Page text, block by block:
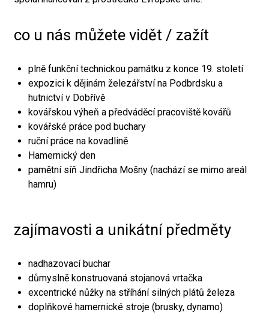
co u nás můžete vidět / zažít
plně funkční technickou památku z konce 19. století
expozici k dějinám železářství na Podbrdsku a
hutnictví v Dobřívě
kovářskou výheň a předváděcí pracoviště kovářů
kovářské práce pod buchary
ruční práce na kovadlině
Hamernický den
pamětní síň Jindřicha Mošny (nachází se mimo areál
hamru)
zajímavosti a unikátní předměty
nadhazovací buchar
důmyslně konstruovaná stojanová vrtačka
excentrické nůžky na stříhání silných plátů železa
doplňkové hamernické stroje (brusky, dynamo)